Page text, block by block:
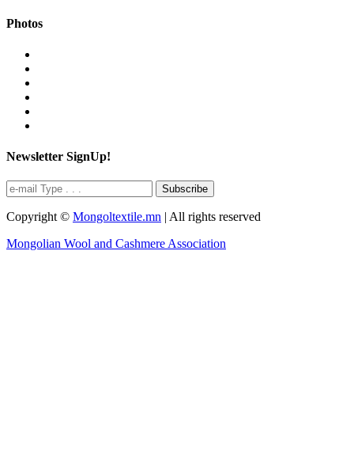
Photos
Newsletter SignUp!
Subscribe
Copyright © Mongoltextile.mn | All rights reserved
Mongolian Wool and Cashmere Association